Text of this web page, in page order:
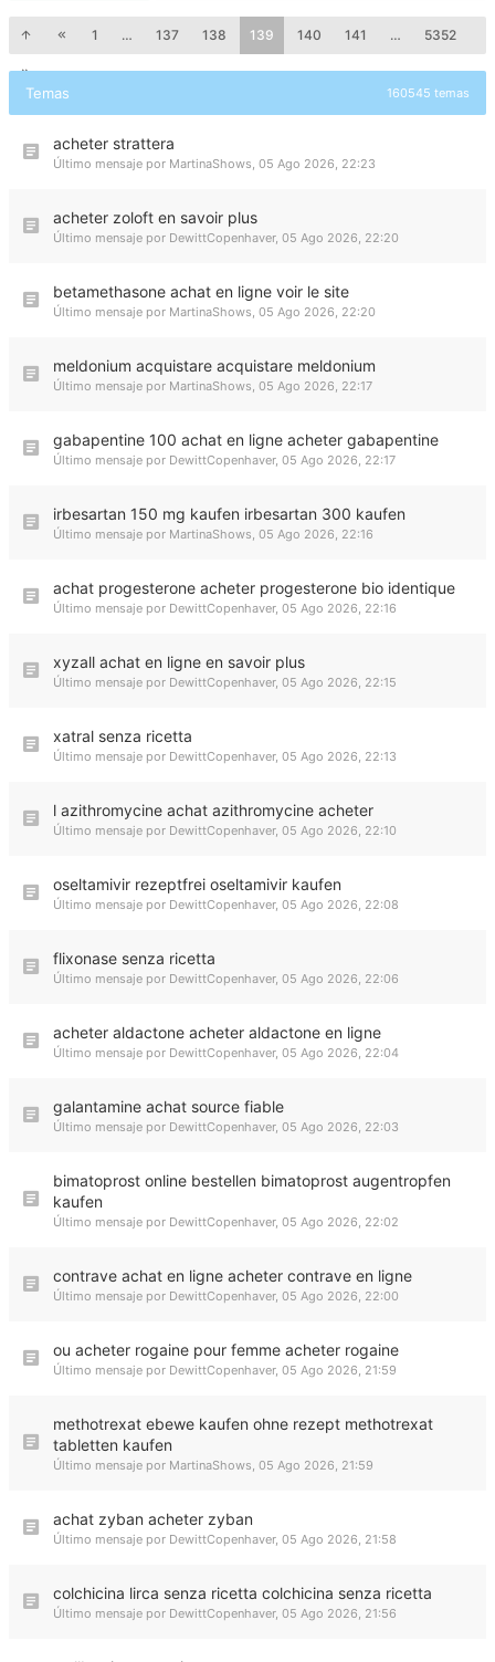
1 … 137 138 139 140 141 … 5352
Temas 160545 temas
acheter strattera
Último mensaje por MartinaShows, 05 Ago 2026, 22:23
acheter zoloft en savoir plus
Último mensaje por DewittCopenhaver, 05 Ago 2026, 22:20
betamethasone achat en ligne voir le site
Último mensaje por MartinaShows, 05 Ago 2026, 22:20
meldonium acquistare acquistare meldonium
Último mensaje por MartinaShows, 05 Ago 2026, 22:17
gabapentine 100 achat en ligne acheter gabapentine
Último mensaje por DewittCopenhaver, 05 Ago 2026, 22:17
irbesartan 150 mg kaufen irbesartan 300 kaufen
Último mensaje por MartinaShows, 05 Ago 2026, 22:16
achat progesterone acheter progesterone bio identique
Último mensaje por DewittCopenhaver, 05 Ago 2026, 22:16
xyzall achat en ligne en savoir plus
Último mensaje por DewittCopenhaver, 05 Ago 2026, 22:15
xatral senza ricetta
Último mensaje por DewittCopenhaver, 05 Ago 2026, 22:13
l azithromycine achat azithromycine acheter
Último mensaje por DewittCopenhaver, 05 Ago 2026, 22:10
oseltamivir rezeptfrei oseltamivir kaufen
Último mensaje por DewittCopenhaver, 05 Ago 2026, 22:08
flixonase senza ricetta
Último mensaje por DewittCopenhaver, 05 Ago 2026, 22:06
acheter aldactone acheter aldactone en ligne
Último mensaje por DewittCopenhaver, 05 Ago 2026, 22:04
galantamine achat source fiable
Último mensaje por DewittCopenhaver, 05 Ago 2026, 22:03
bimatoprost online bestellen bimatoprost augentropfen
kaufen
Último mensaje por DewittCopenhaver, 05 Ago 2026, 22:02
contrave achat en ligne acheter contrave en ligne
Último mensaje por DewittCopenhaver, 05 Ago 2026, 22:00
ou acheter rogaine pour femme acheter rogaine
Último mensaje por DewittCopenhaver, 05 Ago 2026, 21:59
methotrexat ebewe kaufen ohne rezept methotrexat
tabletten kaufen
Último mensaje por MartinaShows, 05 Ago 2026, 21:59
achat zyban acheter zyban
Último mensaje por DewittCopenhaver, 05 Ago 2026, 21:58
colchicina lirca senza ricetta colchicina senza ricetta
Último mensaje por DewittCopenhaver, 05 Ago 2026, 21:56